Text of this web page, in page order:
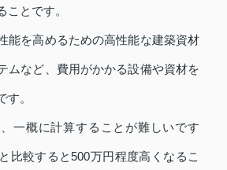
ことです。
能を高めるための高性能な建築資材
ムなど、費用がかかる設備や資材を
。
一概に計算することが難しいです
比較すると500万円程度高くなるこ